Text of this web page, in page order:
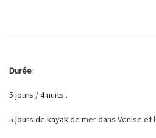
Durée
5 jours / 4 nuits .
5 jours de kayak de mer dans Venise et